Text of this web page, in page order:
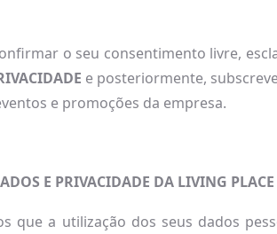
o seu consentimento livre,
e posteriormente,
e promoções da empresa.
E PRIVACIDADE DA LIVING PLACE
que a utilização dos seus dados